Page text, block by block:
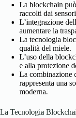
La blockchain
raccolti dai
L’integrazione
aumentare la
La tecnologia
qualità del miele.
L’uso della
e alla protezione
La combinazione
rappresenta una
moderna.
La Tecnologia